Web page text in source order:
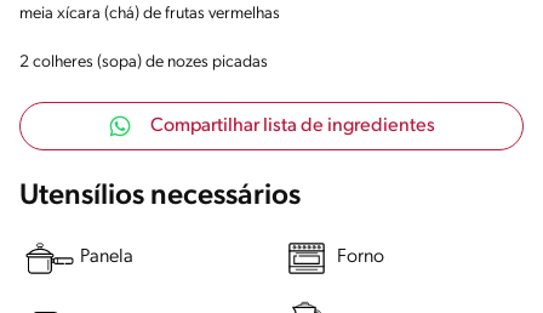
meia xícara (chá) de frutas vermelhas
2 colheres (sopa) de nozes picadas
Compartilhar lista de ingredientes
Utensílios necessários
Panela Forno